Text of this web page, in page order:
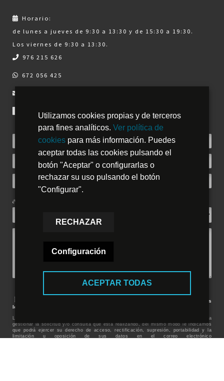
Horario:
de lunes a jueves de 9:30 a 13:30 y de 15:30 a 19:30.
Los viernes de 9:30 a 13:30.
976 215 626
672 056 425
¿Qué tratamiento te interesa?
textos
legales
Le informamos que los datos recogidos en este formulario son necesarios para
gestionar la solicitud y/o consulta que está realizando, del mismo modo le indicamos
que podrá ejercer su derecho de acceso, rectificación, supresión, portabilidad y la
limitación u oposición de sus datos en el correo electrónico
Utilizamos cookies propias y de terceros
para fines analíticos. Ver política de
cookies para más información. Puedes
aceptar todas las cookies pulsando el
botón "Aceptar" o configurarlas o
rechazar su uso pulsando el botón
"Configurar".
RECHAZAR
Configuración
ACEPTAR TODAS